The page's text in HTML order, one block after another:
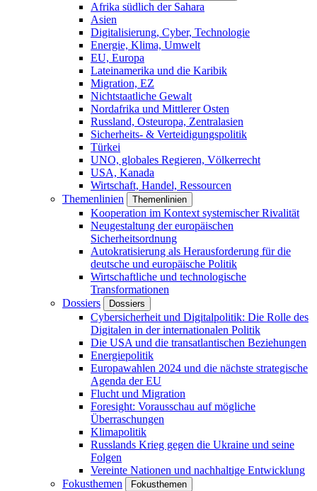
Afrika südlich der Sahara
Asien
Digitalisierung, Cyber, Technologie
Energie, Klima, Umwelt
EU, Europa
Lateinamerika und die Karibik
Migration, EZ
Nichtstaatliche Gewalt
Nordafrika und Mittlerer Osten
Russland, Osteuropa, Zentralasien
Sicherheits- & Verteidigungspolitik
Türkei
UNO, globales Regieren, Völkerrecht
USA, Kanada
Wirtschaft, Handel, Ressourcen
Themenlinien
Themenlinien
Kooperation im Kontext systemischer Rivalität
Neugestaltung der europäischen
Sicherheitsordnung
Autokratisierung als Herausforderung für die
deutsche und europäische Politik
Wirtschaftliche und technologische
Transformationen
Dossiers
Dossiers
Cybersicherheit und Digitalpolitik: Die Rolle des
Digitalen in der internationalen Politik
Die USA und die transatlantischen Beziehungen
Energiepolitik
Europawahlen 2024 und die nächste strategische
Agenda der EU
Flucht und Migration
Foresight: Vorausschau auf mögliche
Überraschungen
Klimapolitik
Russlands Krieg gegen die Ukraine und seine
Folgen
Vereinte Nationen und nachhaltige Entwicklung
Fokusthemen
Fokusthemen